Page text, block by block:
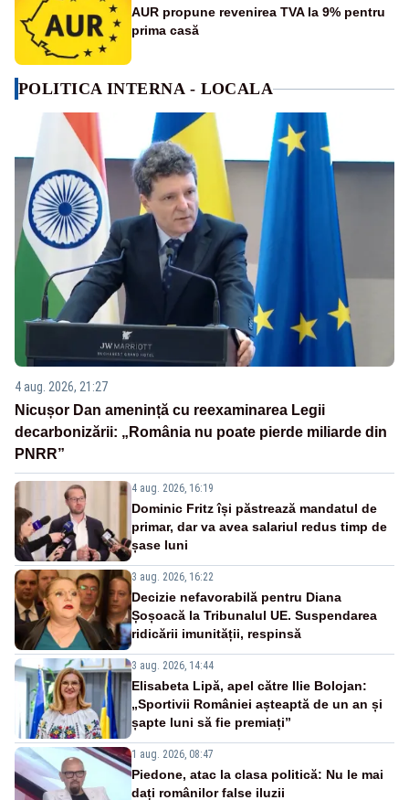
AUR propune revenirea TVA la 9% pentru
prima casă
POLITICA INTERNA - LOCALA
4 aug. 2026, 21:27
Nicușor Dan amenință cu reexaminarea Legii
decarbonizării: „România nu poate pierde miliarde din
PNRR”
4 aug. 2026, 16:19
Dominic Fritz își păstrează mandatul de
primar, dar va avea salariul redus timp de
șase luni
3 aug. 2026, 16:22
Decizie nefavorabilă pentru Diana
Șoșoacă la Tribunalul UE. Suspendarea
ridicării imunității, respinsă
3 aug. 2026, 14:44
Elisabeta Lipă, apel către Ilie Bolojan:
„Sportivii României așteaptă de un an și
șapte luni să fie premiați”
1 aug. 2026, 08:47
Piedone, atac la clasa politică: Nu le mai
dați românilor false iluzii